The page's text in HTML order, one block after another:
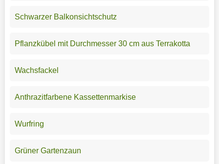
Schwarzer Balkonsichtschutz
Pflanzkübel mit Durchmesser 30 cm aus Terrakotta
Wachsfackel
Anthrazitfarbene Kassettenmarkise
Wurfring
Grüner Gartenzaun